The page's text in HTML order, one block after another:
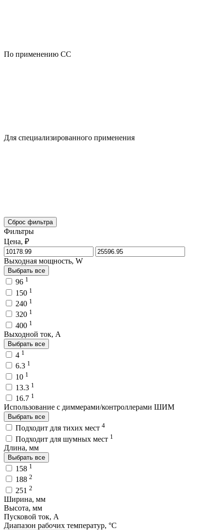
По применению CC
Для специализированного применения
Сброс фильтра
Фильтры
Цена, ₽
Выходная мощность, W
Выбрать все
96 1
150 1
240 1
320 1
400 1
Выходной ток, A
Выбрать все
4 1
6.3 1
10 1
13.3 1
16.7 1
Использование с диммерами/контроллерами ШИМ
Выбрать все
Подходит для тихих мест 4
Подходит для шумных мест 1
Длина, мм
Выбрать все
158 1
188 2
251 2
Ширина, мм
Высота, мм
Пусковой ток, A
Диапазон рабочих температур, °C